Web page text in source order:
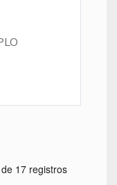
17 registros